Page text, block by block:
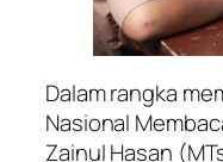
Dalam rangka
Nasional
Zainul Hasan